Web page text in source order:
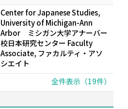
Center for Japanese Studies,
University of Michigan-Ann
Arbor ミシガン大学アナーバー
校日本研究センター Faculty
Associate, ファカルティ・アソ
シエイト
全件表示（19件）